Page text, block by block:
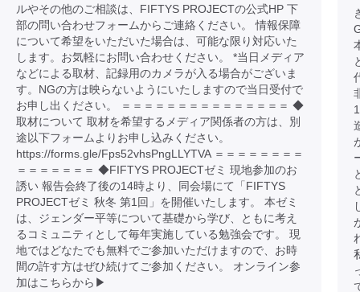
ルやその他のご相談は、FIFTYS PROJECTの公式HP 下
部の問い合わせフォームからご連絡ください。 情報保障
について希望をいただいた場合は、可能な限り対応いた
します。お気軽にお問い合わせください。 *当日メディア
などによる取材、記録用のカメラが入る場合がございま
す。NGの方は映らないようにいたしますので当日受付で
お申し出ください。 ＝＝＝＝＝＝＝＝＝＝＝＝＝＝＝ ◆
取材について 取材を希望するメディア関係者の方は、別
途以下フォームよりお申し込みください。
https://forms.gle/Fps52vhsPngLLYTVA ＝＝＝＝＝＝＝＝
＝＝＝＝＝＝＝ ◆FIFTYS PROJECTゼミ 現地参加のお
誘い 報告会終了後の14時より、同会場にて「FIFTYS
PROJECTゼミ 秋冬 第1回」を開催いたします。 本ゼミ
は、ジェンダー平等について基礎から学び、ともに考え
るコミュニティとして毎年実施している勉強会です。 現
地ではどなたでも無料でご参加いただけますので、お時
間の許す方はぜひ続けてご参加ください。 オンライン参
加はこちらから▶︎